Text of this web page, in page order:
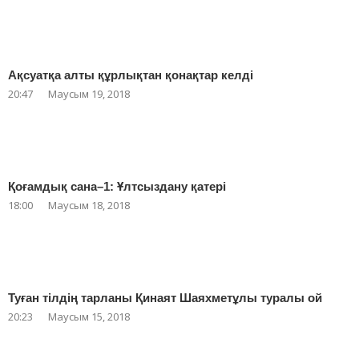
Ақсуатқа алты құрлықтан қонақтар келді
20:47 Маусым 19, 2018
Қоғамдық сана–1: Ұлтсыздану қатері
18:00 Маусым 18, 2018
Туған тілдің тарланы Қинаят Шаяхметұлы туралы ой
20:23 Маусым 15, 2018